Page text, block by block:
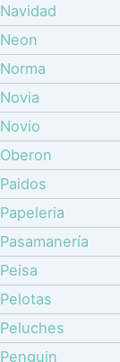
Navidad
Neon
Norma
Novia
Novio
Oberon
Paidos
Papeleria
Pasamanería
Peisa
Pelotas
Peluches
Penguin